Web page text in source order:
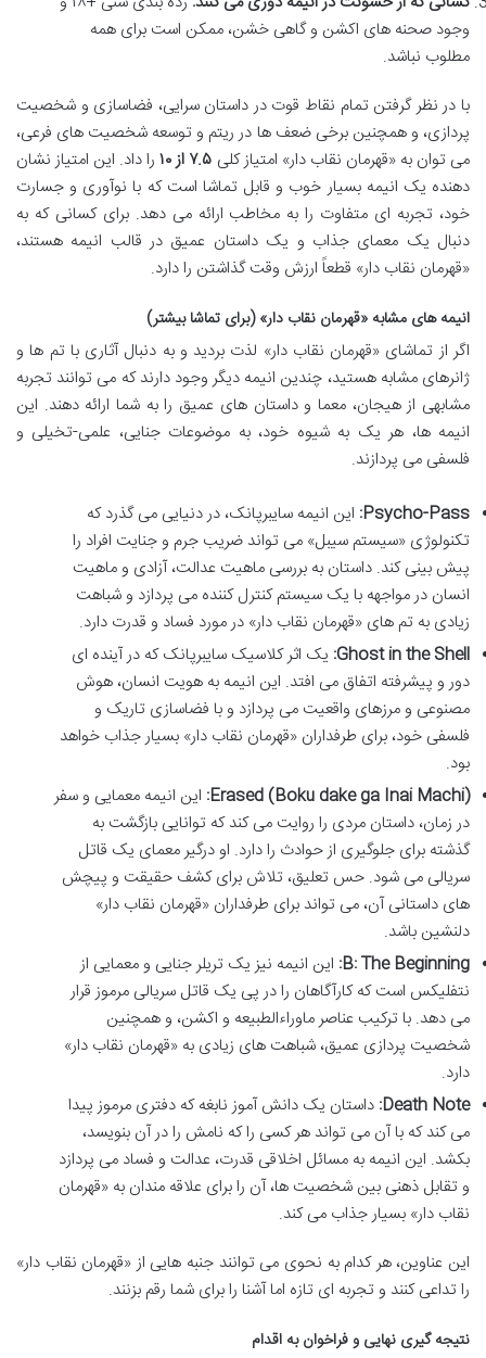
وجود صحنه های اکشن و گاهی خشن، ممکن است برای همه
مطلوب نباشد.
با در نظر گرفتن تمام نقاط قوت در داستان سرایی، فضاسازی و شخصیت
پردازی، و همچنین برخی ضعف ها در ریتم و توسعه شخصیت های فرعی،
می توان به «قهرمان نقاب دار» امتیاز کلی ۷.۵ از ۱۰
را داد. این امتیاز نشان
دهنده یک انیمه بسیار خوب و قابل تماشا است که با نوآوری و جسارت
خود، تجربه ای متفاوت را به مخاطب ارائه می دهد. برای کسانی که به
دنبال یک معمای جذاب و یک داستان عمیق در قالب انیمه هستند،
«قهرمان نقاب دار» قطعاً ارزش وقت گذاشتن را دارد.
انیمه های مشابه «قهرمان نقاب دار» (برای تماشا بیشتر)
اگر از تماشای «قهرمان نقاب دار» لذت بردید و به دنبال آثاری با تم ها و
ژانرهای مشابه هستید، چندین انیمه دیگر وجود دارند که می توانند تجربه
مشابهی از هیجان، معما و داستان های عمیق را به شما ارائه دهند. این
انیمه ها، هر یک به شیوه خود، به موضوعات جنایی، علمی-تخیلی و
فلسفی می پردازند.
Psycho-Pass: این انیمه سایبرپانک، در دنیایی می گذرد که
تکنولوژی «سیستم سیبل» می تواند ضریب جرم و جنایت افراد را
پیش بینی کند. داستان به بررسی ماهیت عدالت، آزادی و ماهیت
انسان در مواجهه با یک سیستم کنترل کننده می پردازد و شباهت
زیادی به تم های «قهرمان نقاب دار» در مورد فساد و قدرت دارد.
Ghost in the Shell: یک اثر کلاسیک سایبرپانک که در آینده ای
دور و پیشرفته اتفاق می افتد. این انیمه به هویت انسان، هوش
مصنوعی و مرزهای واقعیت می پردازد و با فضاسازی تاریک و
فلسفی خود، برای طرفداران «قهرمان نقاب دار» بسیار جذاب خواهد
بود.
Erased (Boku dake ga Inai Machi): این انیمه معمایی و سفر
در زمان، داستان مردی را روایت می کند که توانایی بازگشت به
گذشته برای جلوگیری از حوادث را دارد. او درگیر معمای یک قاتل
سریالی می شود. حس تعلیق، تلاش برای کشف حقیقت و پیچش
های داستانی آن، می تواند برای طرفداران «قهرمان نقاب دار»
دلنشین باشد.
B: The Beginning: این انیمه نیز یک تریلر جنایی و معمایی از
نتفلیکس است که کارآگاهان را در پی یک قاتل سریالی مرموز قرار
می دهد. با ترکیب عناصر ماوراءالطبیعه و اکشن، و همچنین
شخصیت پردازی عمیق، شباهت های زیادی به «قهرمان نقاب دار»
دارد.
Death Note: داستان یک دانش آموز نابغه که دفتری مرموز پیدا
می کند که با آن می تواند هر کسی را که نامش را در آن بنویسد،
بکشد. این انیمه به مسائل اخلاقی قدرت، عدالت و فساد می پردازد
و تقابل ذهنی بین شخصیت ها، آن را برای علاقه مندان به «قهرمان
نقاب دار» بسیار جذاب می کند.
این عناوین، هر کدام به نحوی می توانند جنبه هایی از «قهرمان نقاب دار»
را تداعی کنند و تجربه ای تازه اما آشنا را برای شما رقم بزنند.
نتیجه گیری نهایی و فراخوان به اقدام